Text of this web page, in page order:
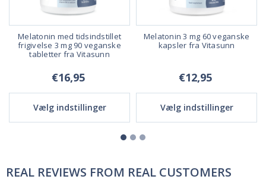
Melatonin med tidsindstillet
frigivelse 3 mg 90 veganske
tabletter fra Vitasunn
€16,95
Vælg indstillinger
Melatonin 3 mg 60 veganske
kapsler fra Vitasunn
€12,95
Vælg indstillinger
REAL REVIEWS FROM REAL CUSTOMERS